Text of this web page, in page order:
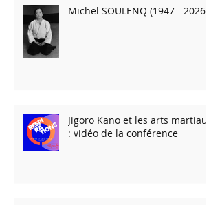
Michel SOULENQ (1947 - 2026)
Jigoro Kano et les arts martiaux
: vidéo de la conférence